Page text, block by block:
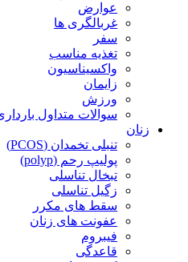
عوارض
غربالگری ها
سفر
تغذیه مناسب
واکسیناسیون
زایمان
ورزش
سوالات متداول
زنان
تنبلی تخمدان (PCOS)
پولیپ رحم (polyp)
تبخال تناسلی
زگیل تناسلی
سقط های مکرر
عفونت های زنان
فیبروم
قاعدگی